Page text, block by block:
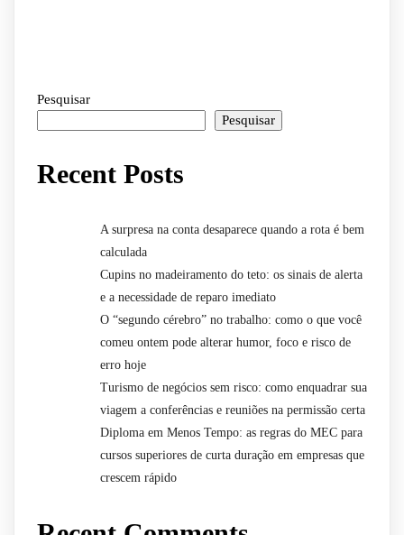
Pesquisar
Pesquisar
Recent Posts
A surpresa na conta desaparece quando a rota é bem
calculada
Cupins no madeiramento do teto: os sinais de alerta
e a necessidade de reparo imediato
O “segundo cérebro” no trabalho: como o que você
comeu ontem pode alterar humor, foco e risco de
erro hoje
Turismo de negócios sem risco: como enquadrar sua
viagem a conferências e reuniões na permissão certa
Diploma em Menos Tempo: as regras do MEC para
cursos superiores de curta duração em empresas que
crescem rápido